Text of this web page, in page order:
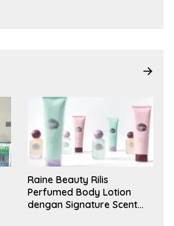
Raine Beauty Rilis
Perfumed Body Lotion
dengan Signature Scent